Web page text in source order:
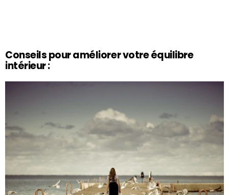
Conseils pour améliorer votre équilibre
intérieur :